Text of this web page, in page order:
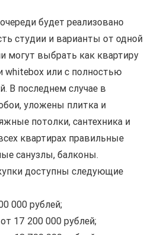
будет реализовано
студии и варианты от одной
могут выбрать как квартиру
whitebox или с полностью
В последнем случае в
уложены плитка и
потолки, сантехника и
квартирах правильные
санузлы, балконы.
доступны следующие
000 рублей;
17 200 000 рублей;